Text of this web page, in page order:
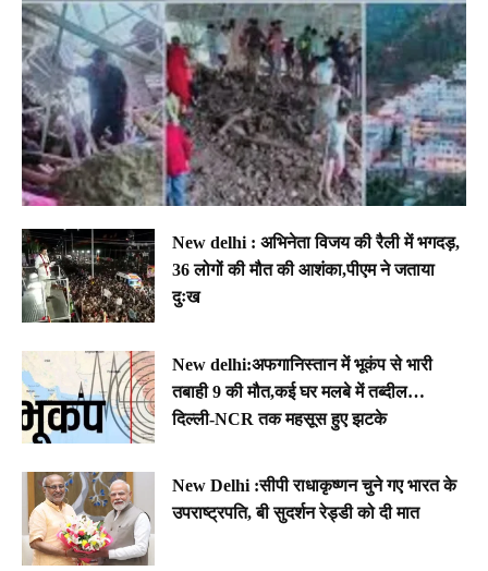
New delhi : अभिनेता विजय की रैली में भगदड़,
36 लोगों की मौत की आशंका,पीएम ने जताया
दुःख
New delhi:अफगानिस्तान में भूकंप से भारी
तबाही 9 की मौत,कई घर मलबे में तब्दील…
दिल्ली-NCR तक महसूस हुए झटके
New Delhi :सीपी राधाकृष्णन चुने गए भारत के
उपराष्ट्रपति, बी सुदर्शन रेड्डी को दी मात